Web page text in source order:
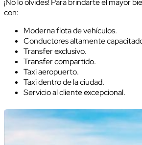
con:
Moderna flota de vehículos.
Conductores altamente
Transfer exclusivo.
Transfer compartido.
Taxi aeropuerto.
Taxi dentro de la ciudad.
Servicio al cliente excepcional.